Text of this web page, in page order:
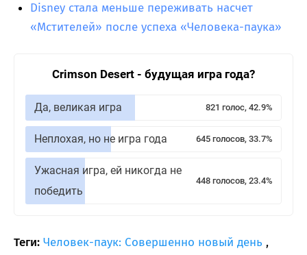
Disney стала меньше переживать насчет
«Мстителей» после успеха «Человека-паука»
Crimson Desert - будущая игра года?
Да, великая игра 821 голос, 42.9%
Неплохая, но не игра года 645 голосов, 33.7%
Ужасная игра, ей никогда не
победить
448 голосов, 23.4%
Теги: Человек-паук: Совершенно новый день ,